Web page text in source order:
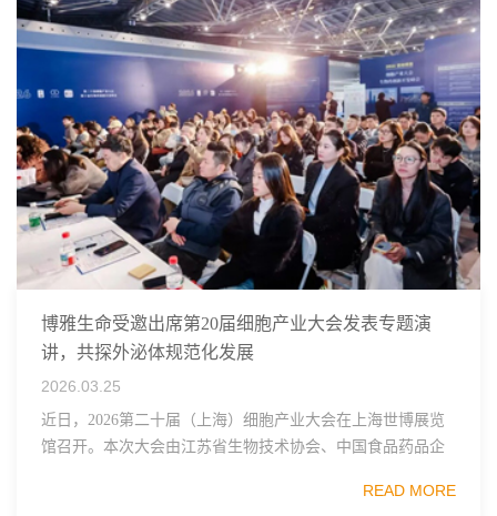
博雅生命受邀出席第20届细胞产业大会发表专题演
讲，共探外泌体规范化发展
2026.03.25
近日，2026第二十届（上海）细胞产业大会在上海世博展览
馆召开。本次大会由江苏省生物技术协会、中国食品药品企
范区生物医药行业协会、瑞士日内瓦长寿科学...
READ MORE